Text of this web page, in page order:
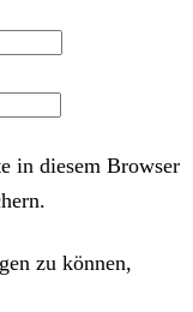
in diesem Browser
zu können,